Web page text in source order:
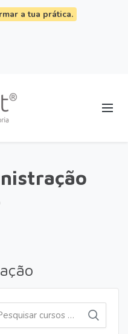
a tua prática.